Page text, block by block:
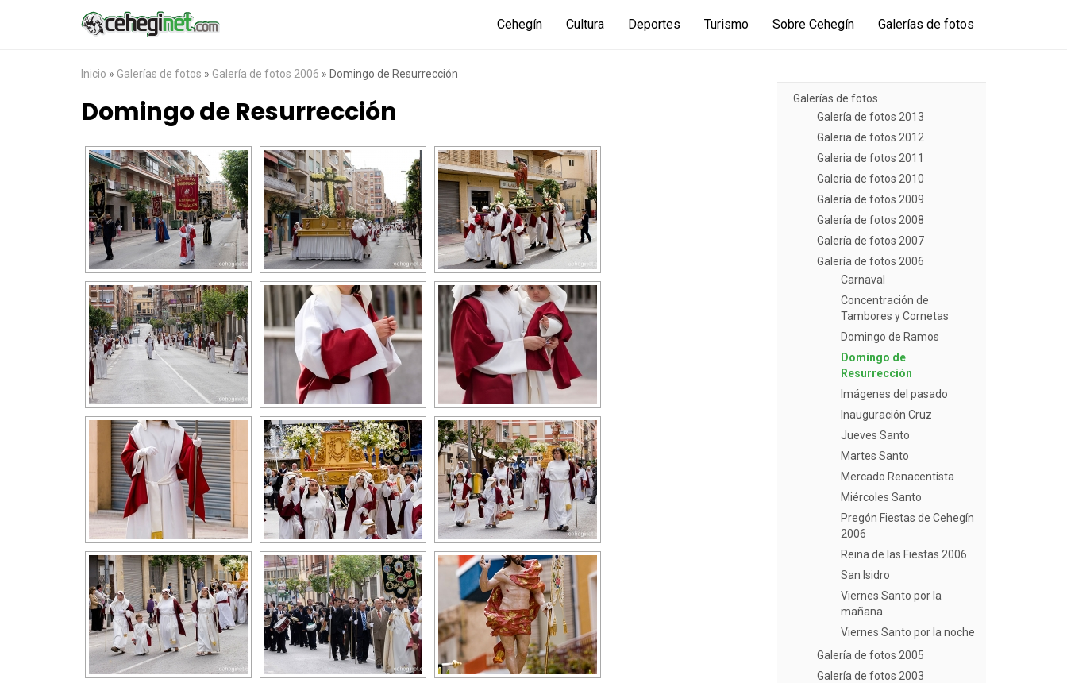
Cehegín Cultura Deportes Turismo Sobre Cehegín Galerías de fotos
Inicio » Galerías de fotos » Galería de fotos 2006 » Domingo de Resurrección
Domingo de Resurrección
Galerías de fotos
Galería de fotos 2013
Galeria de fotos 2012
Galeria de fotos 2011
Galeria de fotos 2010
Galería de fotos 2009
Galería de fotos 2008
Galería de fotos 2007
Galería de fotos 2006
Carnaval
Concentración de
Tambores y Cornetas
Domingo de Ramos
Domingo de
Resurrección
Imágenes del pasado
Inauguración Cruz
Jueves Santo
Martes Santo
Mercado Renacentista
Miércoles Santo
Pregón Fiestas de Cehegín
2006
Reina de las Fiestas 2006
San Isidro
Viernes Santo por la
mañana
Viernes Santo por la noche
Galería de fotos 2005
Galería de fotos 2003